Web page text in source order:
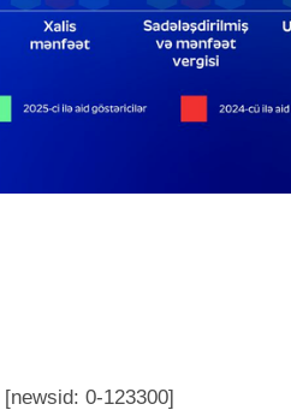
[newsid: 0-123300]